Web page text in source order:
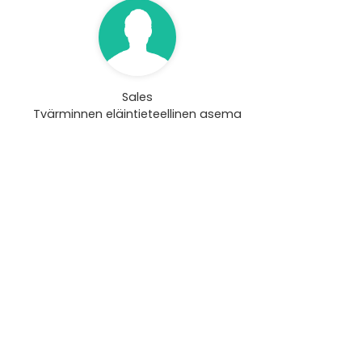
Sales
Tvärminnen eläintieteellinen asema